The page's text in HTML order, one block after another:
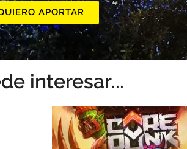
APORTAR
interesar...